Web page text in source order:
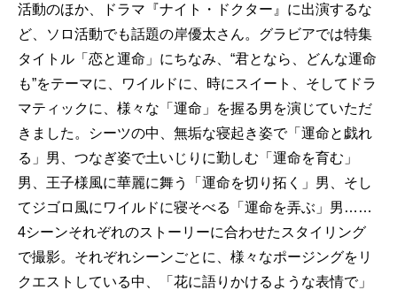
活動のほか、ドラマ『ナイト・ドクター』に出演するな
ど、ソロ活動でも話題の岸優太さん。グラビアでは特集
タイトル「恋と運命」にちなみ、“君となら、どんな運命
も”をテーマに、ワイルドに、時にスイート、そしてドラ
マティックに、様々な「運命」を握る男を演じていただ
きました。シーツの中、無垢な寝起き姿で「運命と戯れ
る」男、つなぎ姿で土いじりに勤しむ「運命を育む」
男、王子様風に華麗に舞う「運命を切り拓く」男、そし
てジゴロ風にワイルドに寝そべる「運命を弄ぶ」男……
4シーンそれぞれのストーリーに合わせたスタイリング
で撮影。それぞれシーンごとに、様々なポージングをリ
クエストしている中、「花に語りかけるような表情で」